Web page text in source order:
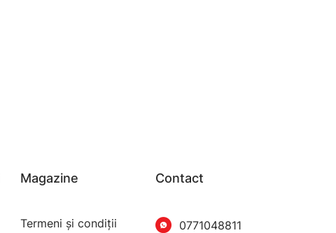
Magazine
Termeni şi condiţii
Contact
0771048811